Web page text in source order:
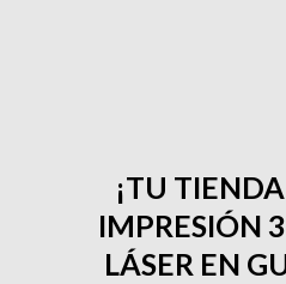
¡TU
IMPRESIÓN
LÁSER EN